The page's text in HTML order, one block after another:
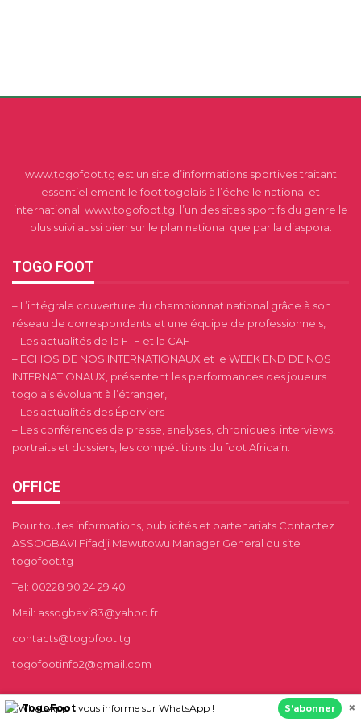
www.togofoot.tg est un site d’informations sportives traitant
essentiellement le foot togolais à l’échelle national et
international. www.togofoot.tg, l’un des sites sportifs du genre le
plus suivi aussi bien sur le plan national que par la diaspora.
TOGO FOOT
– L’intégrale couverture du championnat national grâce à son
réseau de correspondants et une équipe de professionnels,
– Les actualités de la FTF et la CAF
– ECHOS DE NOS INTERNATIONAUX et le WEEK END DE NOS
INTERNATIONAUX, présentent les performances des joueurs
togolais évoluant à l’étranger,
– Les actualités des Éperviers
– Les conférences de presse, analyses, chroniques, interviews,
portraits et dossiers, les compétitions du foot Africain.
OFFICE
Pour toutes informations, publicités et partenariats Contactez
ASSOGBAVI Fifadji Mawutowu Manager General du site
togofoot.tg
Tel: 00228 90 24 29 40
Mail: assogbavi83@yahoo.fr
contacts@togofoot.tg
togofootinfo2@gmail.com
TogoFoot vous informe sur WhatsApp ! S’abonner ×